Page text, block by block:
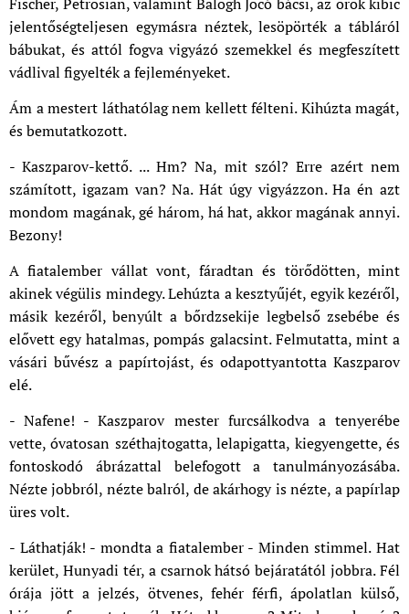
jelentőségteljesen egymásra néztek, lesöpörték a tábláról
bábukat, és attól fogva vigyázó szemekkel és megfeszített
vádlival figyelték a fejleményeket.
Ám a mestert láthatólag nem kellett félteni. Kihúzta magát,
és bemutatkozott.
- Kaszparov-kettő. ... Hm? Na, mit szól? Erre azért nem
számított, igazam van? Na. Hát úgy vigyázzon. Ha én azt
mondom magának, gé három, há hat, akkor magának annyi.
Bezony!
A fiatalember vállat vont, fáradtan és törődötten, mint
akinek végülis mindegy. Lehúzta a kesztyűjét, egyik kezéről,
másik kezéről, benyúlt a bőrdzsekije legbelső zsebébe és
elővett egy hatalmas, pompás galacsint. Felmutatta, mint a
vásári bűvész a papírtojást, és odapottyantotta Kaszparov
elé.
- Nafene! - Kaszparov mester furcsálkodva a tenyerébe
vette, óvatosan széthajtogatta, lelapigatta, kiegyengette, és
fontoskodó ábrázattal belefogott a tanulmányozásába.
Nézte jobbról, nézte balról, de akárhogy is nézte, a papírlap
üres volt.
- Láthatják! - mondta a fiatalember - Minden stimmel. Hat
kerület, Hunyadi tér, a csarnok hátsó bejáratától jobbra. Fél
órája jött a jelzés, ötvenes, fehér férfi, ápolatlan külső,